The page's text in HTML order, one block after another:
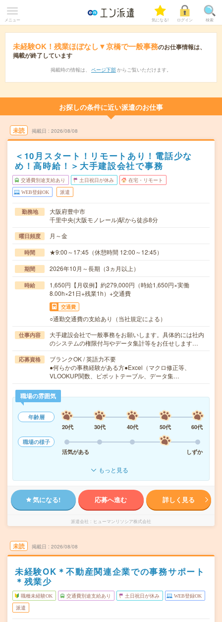
メニュー 気になる! ログイン 検索
未経験OK！残業ほぼなし▼京橋で一般事務のお仕事情報は、
掲載が終了しています
掲載時の情報は、 ページ下部 からご覧いただけます。
お探しの条件に近い派遣のお仕事
未読 掲載日 2026/08/08
＜10月スタート！リモートあり！電話少な
め！高時給！＞大手建設会社で事務
交通費別途支給あり 土日祝日が休み 在宅・リモート
WEB登録OK 派遣
勤務地
大阪府豊中市
千里中央(大阪モノレール)駅から徒歩8分
曜日頻度 月～金
時間 ★9:00～17:45（休憩時間 12:00～12:45）
期間 2026年10月～長期（3ヵ月以上）
時給
1,650円【月収例】約279,000円（時給1,650円×実働
8.00h×21日+残業1h）+交通費
交通費
○通勤交通費の支給あり（当社規定による）
仕事内容
大手建設会社で一般事務をお願いします。具体的には社内
のシステムの権限付与やデータ集計等をお任せします…
応募資格
ブランクOK / 英語力不要
●何らかの事務経験がある方●Excel（マクロ修正等、
VLOOKUP関数、ピボットテーブル、データ集…
職場の雰囲気
年齢層
20代
30代 40代 50代
60代
職場の様子
活気がある
しずか
もっと見る
気になる! 応募へ進む 詳しく見る
派遣会社 ヒューマンリソシア株式会社
未読 掲載日 2026/08/08
未経験OK＊不動産関連企業での事務サポート
＊残業少
職種未経験OK 交通費別途支給あり 土日祝日が休み WEB登録OK
派遣